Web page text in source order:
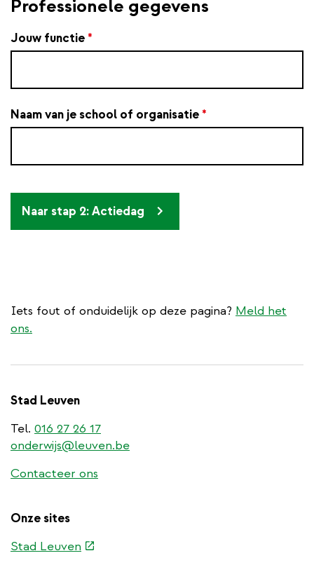
Professionele gegevens
Jouw functie *
Naam van je school of organisatie *
Naar stap 2: Actiedag
Iets fout of onduidelijk op deze pagina? Meld het
ons.
Stad Leuven
Tel. 016 27 26 17
onderwijs@leuven.be
Contacteer ons
Onze sites
Stad Leuven (externe